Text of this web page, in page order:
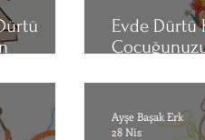
Evde Dürtü
Ayşe Başak Erk
28 Nis